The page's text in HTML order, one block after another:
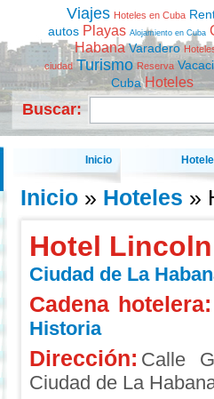
Viajes Hoteles en Cuba
autos Playas Alojamiento en Cuba
Habana Varadero
ciudad Turismo Reserva
Cuba Hoteles
Buscar:
Inicio
Inicio» Hoteles »
Hotel Lincoln
Ciudad de La
Cadena hotelera:
Historia
Dirección: Calle
Ciudad de La